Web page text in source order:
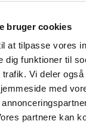
bruger cookies
at tilpasse vores
dig funktioner til
Vi deler også
med
partnere kan
1970s.
ITEM
6589186